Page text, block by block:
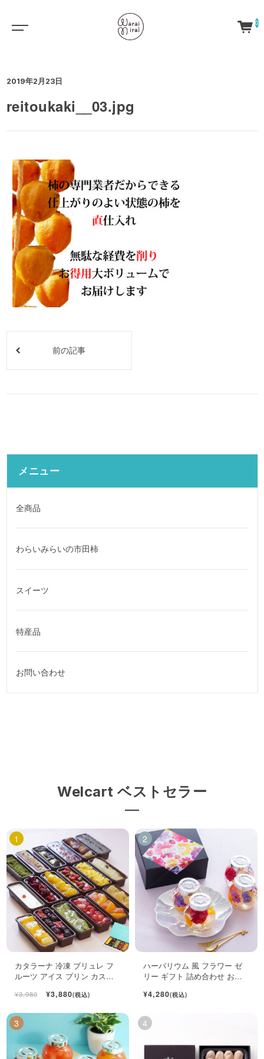
0
2019年2月23日
reitoukaki__03.jpg
前の記事
メニュー
全商品
わらいみらいの市田柿
スイーツ
特産品
お問い合わせ
Welcart ベストセラー
カタラーナ 冷凍 ブリュレ フ
ルーツ アイス プリン カスタ
¥3,980 ¥3,880(税込)
ハーバリウム 風 フラワー ゼ
リー ギフト 詰め合わせ おし
¥4,280(税込)